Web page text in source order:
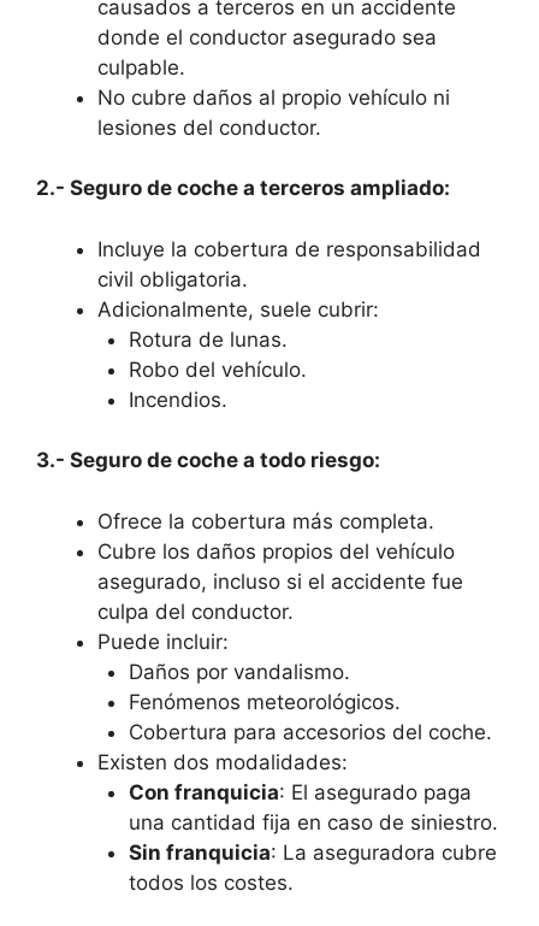
causados a terceros en un accidente
donde el conductor asegurado sea
culpable.
No cubre daños al propio vehículo ni
lesiones del conductor.
2.- Seguro de coche a terceros ampliado:
Incluye la cobertura de responsabilidad
civil obligatoria.
Adicionalmente, suele cubrir:
Rotura de lunas.
Robo del vehículo.
Incendios.
3.- Seguro de coche a todo riesgo:
Ofrece la cobertura más completa.
Cubre los daños propios del vehículo
asegurado, incluso si el accidente fue
culpa del conductor.
Puede incluir:
Daños por vandalismo.
Fenómenos meteorológicos.
Cobertura para accesorios del coche.
Existen dos modalidades:
Con franquicia: El asegurado paga
una cantidad fija en caso de siniestro.
Sin franquicia: La aseguradora cubre
todos los costes.